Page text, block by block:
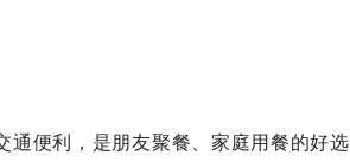
便利，是朋友聚餐、家庭用餐的好选